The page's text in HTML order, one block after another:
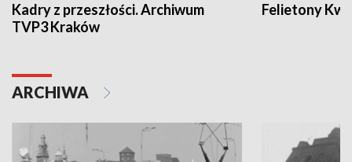
Kadry z przeszłości. Archiwum
TVP3 Kraków
Felietony
ARCHIWA